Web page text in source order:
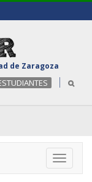
de Zaragoza
Toggle